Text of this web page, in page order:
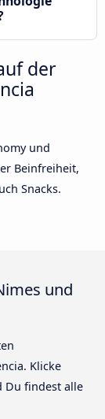
der
und
Beinfreiheit,
Snacks.
und
Klicke
Du findest alle